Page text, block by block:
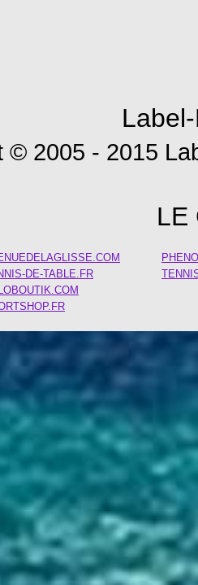
© 2005 - 2015
LE
DE-TABLE.FR